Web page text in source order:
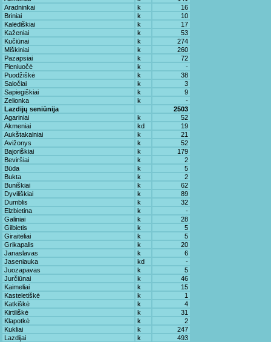
Aradninkai
k
16
Briniai
k
10
Kalėdiškiai
k
17
Kaženiai
k
53
Kučiūnai
k
274
Miškiniai
k
260
Pazapsiai
k
72
Pieniuočė
k
-
Puodžiškė
k
38
Saločiai
k
3
Sapiegiškiai
k
9
Zelionka
k
-
Lazdijų seniūnija
2503
Agariniai
k
52
Akmeniai
kd
19
Aukštakalniai
k
21
Avižonys
k
52
Bajoriškiai
k
179
Beviršiai
k
2
Būda
k
5
Bukta
k
2
Buniškiai
k
62
Dyviliškiai
k
89
Dumblis
k
32
Elzbietina
k
-
Galiniai
k
28
Gilbietis
k
5
Giraitėliai
k
5
Grikapalis
k
20
Janaslavas
k
6
Jaseniauka
kd
-
Juozapavas
k
5
Jurčiūnai
k
46
Kaimeliai
k
15
Kasteletiškė
k
1
Katkiškė
k
4
Kirtiliškė
k
31
Klapotkė
k
2
Kukliai
k
247
Lazdijai
k
493